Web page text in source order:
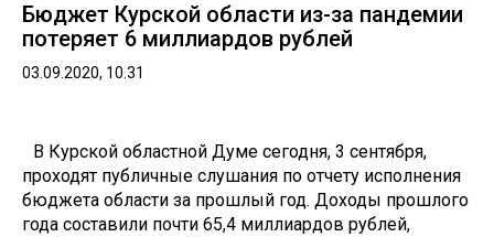
Бюджет Курской области из-за пандемии
потеряет 6 миллиардов рублей
03.09.2020, 10.31
В Курской областной Думе сегодня, 3 сентября,
проходят публичные слушания по отчету исполнения
бюджета области за прошлый год. Доходы прошлого
года составили почти 65,4 миллиардов рублей,